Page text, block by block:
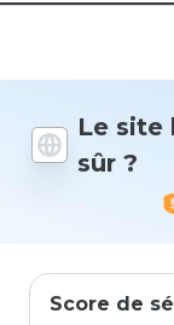
Le site
sûr ?
Score de
1 et 5
vous à ce
site ?